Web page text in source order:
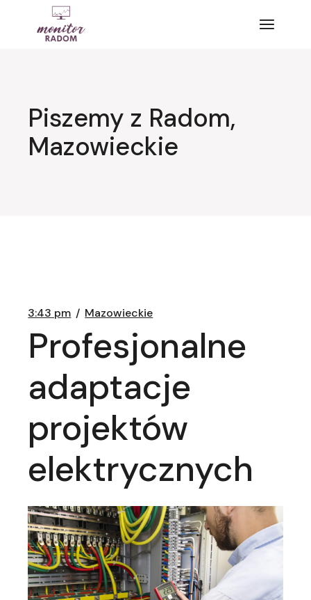
Piszemy z Radom,
Mazowieckie
3:43 pm Mazowieckie
Profesjonalne
adaptacje
projektów
elektrycznych